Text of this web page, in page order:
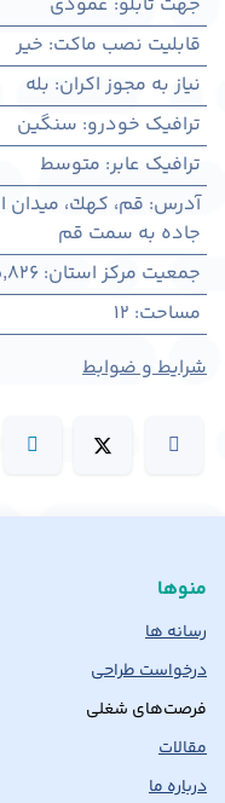
قابلیت نصب ماکت: خیر
نیاز به مجوز اکران: بله
ترافیک خودرو: سنگین
ترافیک عابر: متوسط
آدرس: قم، كهك، میدان
جاده به سمت قم
جمعیت مرکز استان:
مساحت:
12
شرایط و ضوابط
منوها
رسانه ها
درخواست طراحی
فرصت‌های شغلی
مقالات
درباره ما